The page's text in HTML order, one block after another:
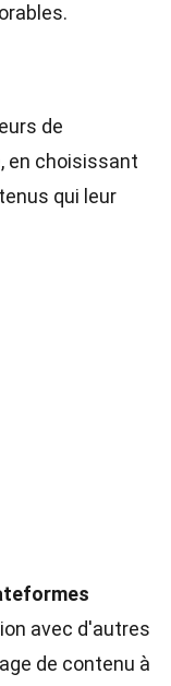
de
en choisissant
qui leur
avec d'autres
de contenu à